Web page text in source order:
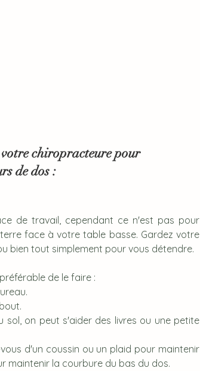
votre chiropracteure pour
de dos :
de travail, cependant ce n'est pas pour
face à votre table basse. Gardez votre
bien tout simplement pour vous détendre.
de le faire :
sol, on peut s'aider des livres ou une petite
d'un coussin ou un plaid pour maintenir
maintenir la courbure du bas du dos.